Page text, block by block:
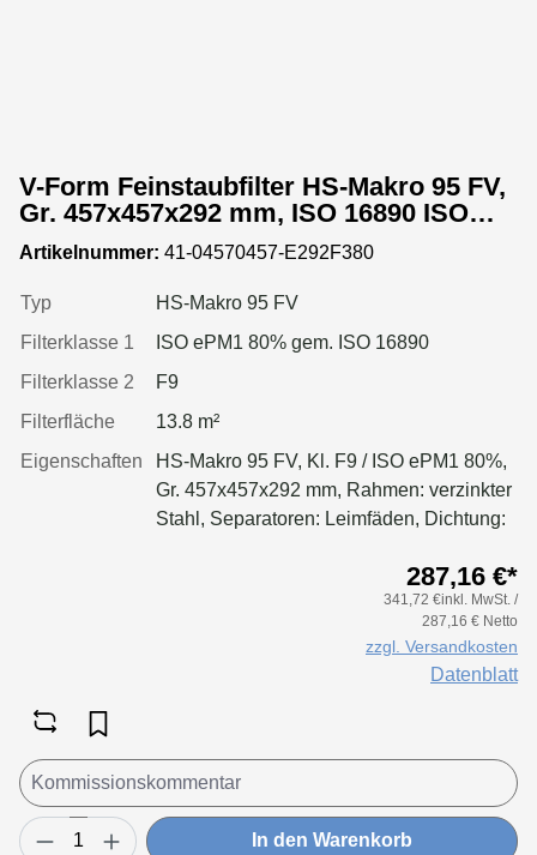
V-Form Feinstaubfilter HS-Makro 95 FV,
Gr. 457x457x292 mm, ISO 16890 ISO
ePM1 80%, Rahmen: verzinkter Stahl,
Dichtung: einseitig, geschäumt
Artikelnummer: 41-04570457-E292F380
Typ
HS-Makro 95 FV
Filterklasse 1
ISO ePM1 80% gem. ISO 16890
Filterklasse 2
F9
Filterfläche
13.8 m²
Eigenschaften
HS-Makro 95 FV, Kl. F9 / ISO ePM1 80%,
Gr. 457x457x292 mm, Rahmen: verzinkter
Stahl, Separatoren: Leimfäden, Dichtung:
287,16 €*
341,72 €inkl. MwSt. /
287,16 € Netto
zzgl. Versandkosten
Datenblatt
In den Warenkorb